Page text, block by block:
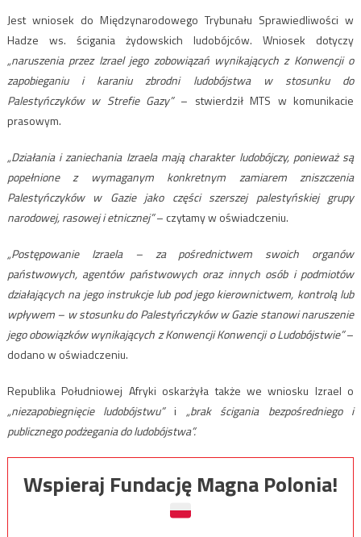
Jest wniosek do Międzynarodowego Trybunału Sprawiedliwości w
Hadze ws. ścigania żydowskich ludobójców. Wniosek dotyczy
„naruszenia przez Izrael jego zobowiązań wynikających z Konwencji o
zapobieganiu i karaniu zbrodni ludobójstwa w stosunku do
Palestyńczyków w Strefie Gazy”– stwierdził MTS w komunikacie
prasowym.
„Działania i zaniechania Izraela mają charakter ludobójczy, ponieważ są
popełnione z wymaganym konkretnym zamiarem zniszczenia
Palestyńczyków w Gazie jako części szerszej palestyńskiej grupy
narodowej, rasowej i etnicznej”– czytamy w oświadczeniu.
„Postępowanie Izraela – za pośrednictwem swoich organów
państwowych, agentów państwowych oraz innych osób i podmiotów
działających na jego instrukcje lub pod jego kierownictwem, kontrolą lub
wpływem – w stosunku do Palestyńczyków w Gazie stanowi naruszenie
jego obowiązków wynikających z Konwencji Konwencji o Ludobójstwie”–
dodano w oświadczeniu.
Republika Południowej Afryki oskarżyła także we wniosku Izrael o
„niezapobiegnięcie ludobójstwu”i „brak ścigania bezpośredniego i
publicznego podżegania do ludobójstwa”.
Wspieraj Fundację Magna Polonia!